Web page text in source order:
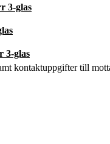
3-glas
3-glas
kontaktuppgifter till